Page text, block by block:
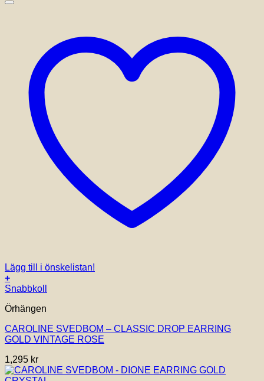
Lägg till i önskelistan!
+
Snabbkoll
Örhängen
CAROLINE SVEDBOM – CLASSIC DROP EARRING
GOLD VINTAGE ROSE
1,295 kr